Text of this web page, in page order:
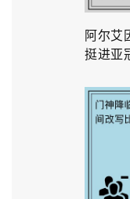
阿尔艾
挺进亚